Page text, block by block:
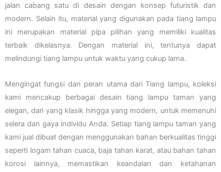
jalan cabang satu di desain dengan konsep futuristik dan
modern. Selain itu, material yang digunakan pada tiang lampu
ini merupakan material pipa pilihan yang memiliki kualitas
terbaik dikelasnya. Dengan material ini, tentunya dapat
melindungi tiang lampu untuk waktu yang cukup lama.
Mengingat fungsi dan peran utama dari Tiang lampu, koleksi
kami mencakup berbagai desain tiang lampu taman yang
elegan, dari yang klasik hingga yang modern, untuk memenuhi
selera dan gaya individu Anda. Setiap tiang lampu taman yang
kami jual dibuat dengan menggunakan bahan berkualitas tinggi
seperti logam tahan cuaca, baja tahan karat, atau bahan tahan
korosi lainnya, memastikan keandalan dan ketahanan